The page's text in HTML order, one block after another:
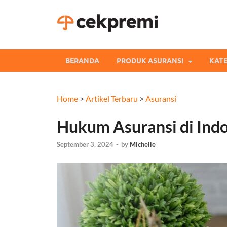
BERANDA PRODUK ASURANSI
Home > Artikel Terbaru > Asuransi
Hukum Asuransi di
September 3, 2024 - by Michelle